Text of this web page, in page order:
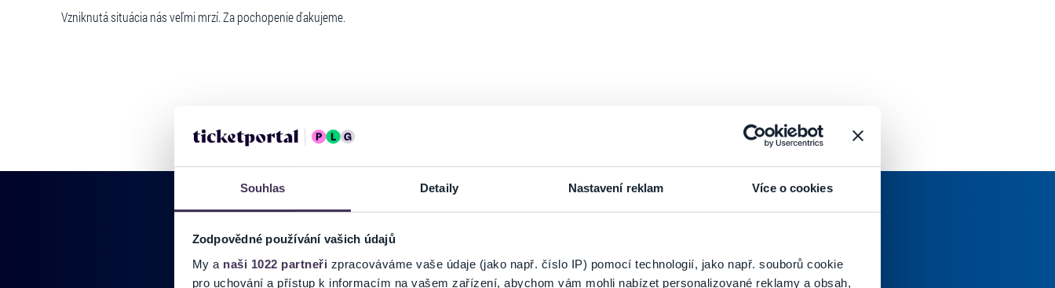
Souhlas Detaily Nastavení reklam Více o cookies
Zodpovědné používání vašich údajů
My a naši 1022 partneři zpracováváme vaše údaje (jako např. číslo IP) pomocí technologií, jako např. souborů cookie
pro uchování a přístup k informacím na vašem zařízení, abychom vám mohli nabízet personalizované reklamy a obsah,
Vzniknutá situácia nás veľmi mrzí. Za pochopenie ďakujeme.
PRIHLÁSIŤ SA K
Pridajte sa do zoznamu odberateľov a doručte si najnovšie špeciálne ponuky priamo do doručenej pošty.